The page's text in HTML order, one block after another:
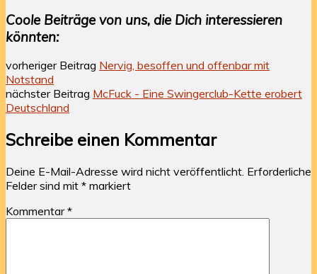
Coole Beiträge von uns, die Dich interessieren
könnten:
vorheriger Beitrag Nervig, besoffen und offenbar mit
Notstand
nächster Beitrag McFuck - Eine Swingerclub-Kette erobert
Deutschland
Schreibe einen Kommentar
Deine E-Mail-Adresse wird nicht veröffentlicht. Erforderliche
Felder sind mit * markiert
Kommentar*